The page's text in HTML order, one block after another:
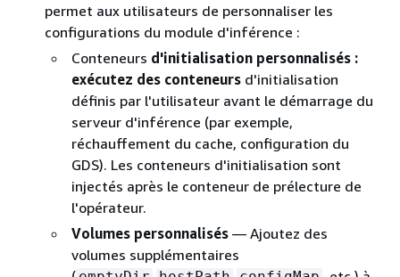
permet aux utilisateurs de personnaliser les
configurations du module d'inférence :
Conteneurs d'initialisation personnalisés :
exécutez des conteneurs d'initialisation
définis par l'utilisateur avant le démarrage du
serveur d'inférence (par exemple,
réchauffement du cache, configuration du
GDS). Les conteneurs d'initialisation sont
injectés après le conteneur de prélecture de
l'opérateur.
Volumes personnalisés — Ajoutez des
volumes supplémentaires